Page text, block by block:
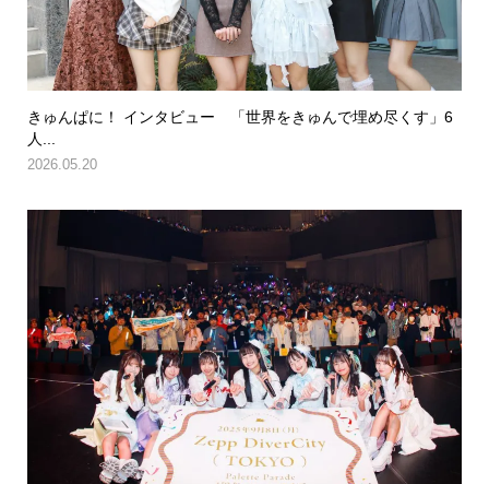
きゅんぱに！ インタビュー 「世界をきゅんで埋め尽くす」6
人...
2026.05.20